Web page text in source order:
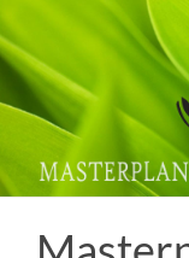
to
content